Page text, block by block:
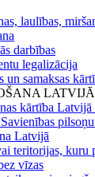
laulības,
darbības
legalizācija
un samaksas
LATVIJĀ
kārtība
Latvijā
teritorijas, kuru
vīzas